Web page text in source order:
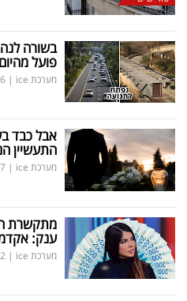
בשורה
פועל
מערכת ice |
אבל כבד
התעשיין
מערכת ice |
מתקשרת
ענק:
מערכת ice |